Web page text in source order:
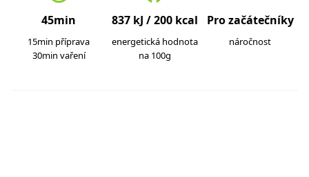
45min
15min příprava
30min vaření
837 kJ / 200 kcal
energetická hodnota
na 100g
Pro začátečníky
náročnost